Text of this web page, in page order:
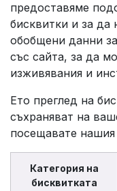
предоставяме
бисквитки и за да
обобщени данни
със сайта, за да
изживявания и
Ето преглед на
съхраняват на
посещавате нашия
Категория на
бисквитката